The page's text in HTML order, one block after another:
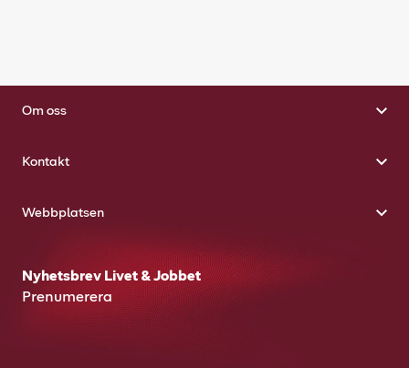
Om oss
Kontakt
Webbplatsen
Nyhetsbrev Livet & Jobbet
Prenumerera